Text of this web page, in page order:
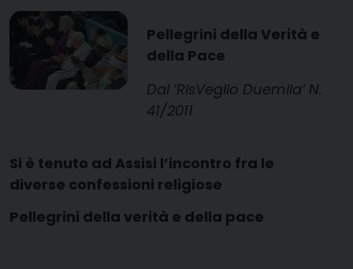
Pellegrini della Verità e
della Pace
Dal ‘RisVeglio Duemila’ N.
41/2011
Si è tenuto ad Assisi l’incontro fra le
diverse confessioni religiose
Pellegrini della verità e della pace